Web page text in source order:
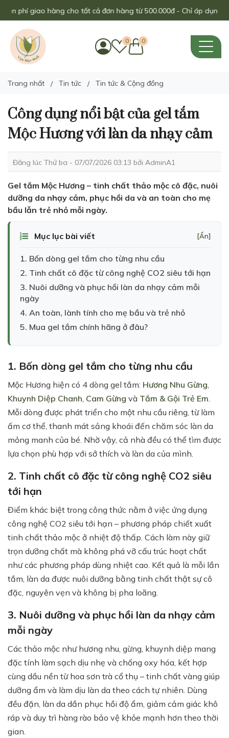
giao hàng cho tất cả đơn hàng từ 500.000đ - Chỉ áp dụng trong
0 0
Trang nhất Tin tức Tin tức & Cộng đồng
Công dụng nổi bật của gel tắm
Mộc Hương với làn da nhạy cảm
Đăng lúc Thứ ba - 07/07/2026 03:13 bởi AdminA1
Gel tắm Mộc Hương – tinh chất thảo mộc cô đặc, nuôi
dưỡng da nhạy cảm, phục hồi da và an toàn cho mẹ
bầu lẫn trẻ nhỏ mỗi ngày.
Mục lục bài viết [Ẩn]
1. Bốn dòng gel tắm cho từng nhu cầu
2. Tinh chất cô đặc từ công nghệ CO2 siêu tới hạn
3. Nuôi dưỡng và phục hồi làn da nhạy cảm mỗi
ngày
4. An toàn, lành tính cho mẹ bầu và trẻ nhỏ
5. Mua gel tắm chính hãng ở đâu?
1. Bốn dòng gel tắm cho từng nhu cầu
Mộc Hương hiện có 4 dòng gel tắm: Hương Nhu Gừng,
Khuynh Diệp Chanh, Cam Gừng và Tắm & Gội Trẻ Em.
Mỗi dòng được phát triển cho một nhu cầu riêng, từ làm
ấm cơ thể, thanh mát sảng khoái đến chăm sóc làn da
mỏng manh của bé. Nhờ vậy, cả nhà đều có thể tìm được
lựa chọn phù hợp với sở thích và làn da của mình.
2. Tinh chất cô đặc từ công nghệ CO2 siêu
tới hạn
Điểm khác biệt trong công thức nằm ở việc ứng dụng
công nghệ CO2 siêu tới hạn – phương pháp chiết xuất
tinh chất thảo mộc ở nhiệt độ thấp. Cách làm này giữ
trọn dưỡng chất mà không phá vỡ cấu trúc hoạt chất
như các phương pháp dùng nhiệt cao. Kết quả là mỗi lần
tắm, làn da được nuôi dưỡng bằng tinh chất thật sự cô
đặc, nguyên vẹn và không bị pha loãng.
3. Nuôi dưỡng và phục hồi làn da nhạy cảm
mỗi ngày
Các thảo mộc như hương nhu, gừng, khuynh diệp mang
đặc tính làm sạch dịu nhẹ và chống oxy hóa, kết hợp
cùng dầu nền từ hoa sơn trà cổ thụ – tinh chất vàng giúp
dưỡng ẩm và làm dịu làn da theo cách tự nhiên. Dùng
đều đặn, làn da dần phục hồi độ ẩm, giảm cảm giác khô
ráp và duy trì hàng rào bảo vệ khỏe mạnh hơn theo thời
gian.